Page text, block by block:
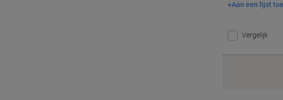
In
Aan een lijst
Vergelijk